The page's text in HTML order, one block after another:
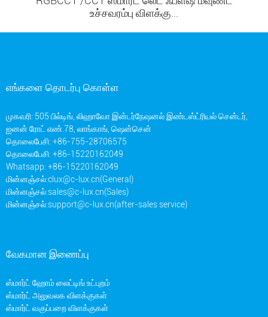
உச்சவரம்பு விளக்கு...
எங்களை தொடர்பு கொள்ள
முகவரி: 505 பில்டிங், லிஹாவோ இன்டர்நேஷனல் இண்டஸ்ட்ரியல் சென்டர்,
ஐனன் ரோட் எண்.78, லாங்காங், ஷென்சென்
தொலைபேசி: +86-755-28706575
தொலைபேசி: +86-15220162049
Whatsapp: +86-15220162049
மின்னஞ்சல்:clux@c-lux.cn(General)
மின்னஞ்சல்:sales@c-lux.cn(Sales)
மின்னஞ்சல்:support@c-lux.cn(after-sales service)
வேகமான இணைப்பு
ஸ்மார்ட் ஹோம் லைட்டிங் உட்புறம்
ஸ்மார்ட் அலுவலக விளக்குகள்
ஸ்மார்ட் வகுப்பறை விளக்குகள்